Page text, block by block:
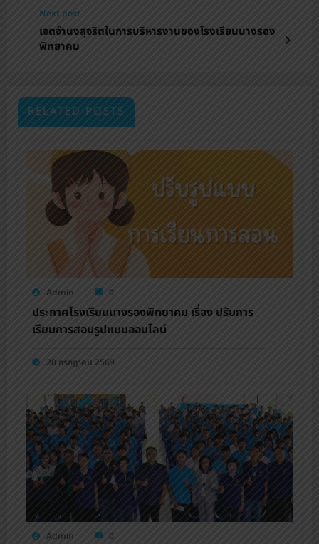
Next post
เจตจำนงสุจริตในการบริหารงานของโรงเรียนนางรอง
พิทยาคม
RELATED POSTS
Admin 0
ประกาศโรงเรียนนางรองพิทยาคม เรื่อง ปรับการ
เรียนการสอนรูปแบบออนไลน์
20 กรกฎาคม 2569
Admin 0